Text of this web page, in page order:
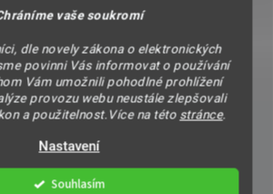
vaše soukromí
dle novely zákona o elektronických
povinni Vás informovat o používání
Vám umožnili pohodlné prohlížení
provozu webu neustále zlepšovali
a použitelnost.Více na této stránce.
Nastavení
Souhlasím